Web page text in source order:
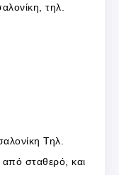
τηλ.
Τηλ.
σταθερό, και